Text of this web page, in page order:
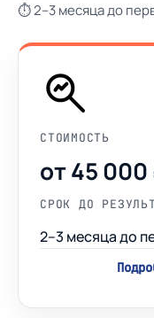
⏱ 2–3 месяца до
СТОИМОСТЬ
от 45
СРОК ДО
2–3 месяца до